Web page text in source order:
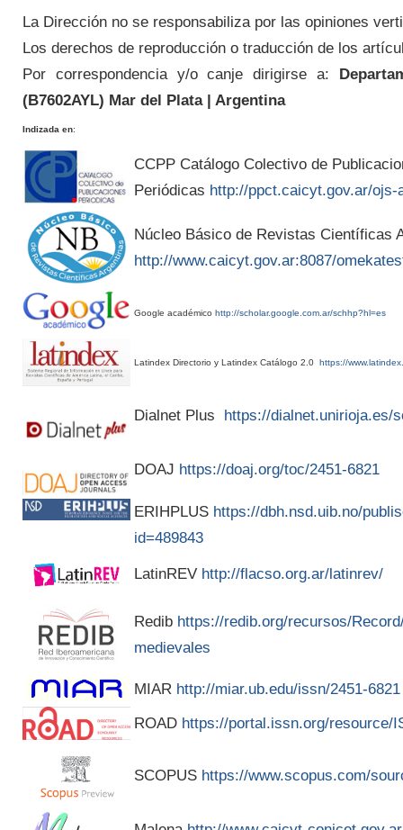
La Dirección no se responsabiliza por las opiniones
Los derechos de reproducción o traducción de los
Por correspondencia y/o canje dirigirse a:
(B7602AYL) Mar del Plata | Argentina
Indizada en:
CCPP Catálogo Colectivo de
Periódicas http://ppct.caicyt.gov.ar/ojs-
Núcleo Básico de Revistas Científicas
http://www.caicyt.gov.ar:8087/
Google académico http://scholar.google.com.ar/schhp?hl=es
Latindex Directorio y Latindex Catálogo 2.0 https://
Dialnet Plus https://dialnet.unirioja.es/
DOAJ https://doaj.org/toc/2451-6821
ERIHPLUS https://dbh.nsd.uib.no/
id=489843
LatinREV http://flacso.org.ar/latinrev/
Redib https://redib.org/recursos/
medievales
MIAR http://miar.ub.edu/issn/2451-6821
ROAD https://portal.issn.org/resource/
SCOPUS https://www.scopus.com/